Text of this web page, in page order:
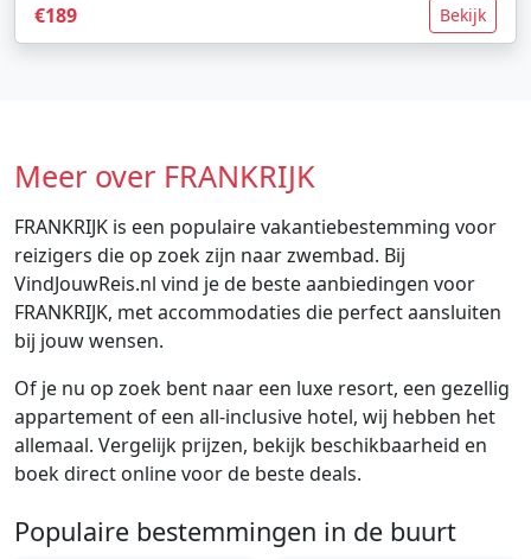
€189 Bekijk
Meer over FRANKRIJK
FRANKRIJK is een populaire vakantiebestemming voor
reizigers die op zoek zijn naar zwembad. Bij
VindJouwReis.nl vind je de beste aanbiedingen voor
FRANKRIJK, met accommodaties die perfect aansluiten
bij jouw wensen.
Of je nu op zoek bent naar een luxe resort, een gezellig
appartement of een all-inclusive hotel, wij hebben het
allemaal. Vergelijk prijzen, bekijk beschikbaarheid en
boek direct online voor de beste deals.
Populaire bestemmingen in de buurt